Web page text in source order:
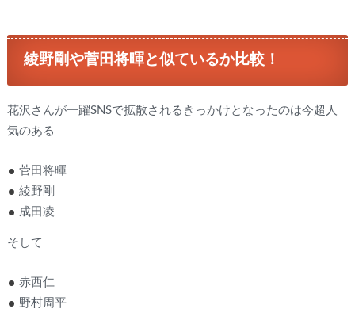
綾野剛や菅田将暉と似ているか比較！
花沢さんが一躍SNSで拡散されるきっかけとなったのは今超人
気のある
菅田将暉
綾野剛
成田凌
そして
赤西仁
野村周平